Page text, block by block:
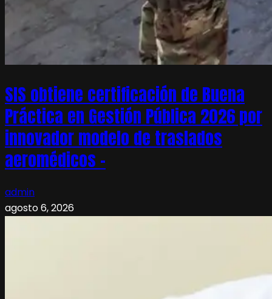
SIS obtiene certificación de Buena
Práctica en Gestión Pública 2026 por
innovador modelo de traslados
aeromédicos –
admin
agosto 6, 2026